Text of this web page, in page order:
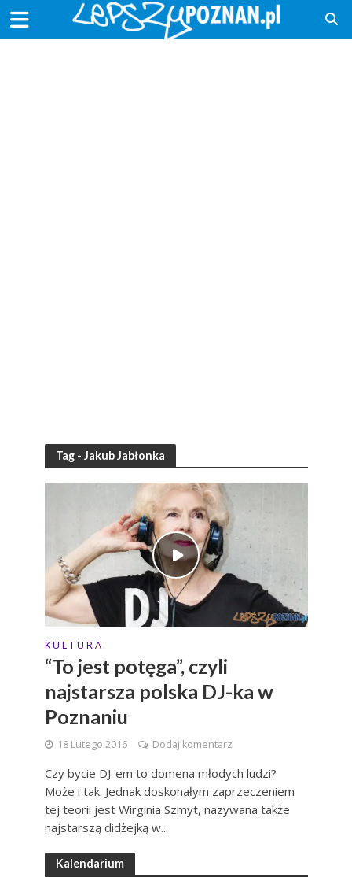
Tag - Jakub Jabłonka
K U L T U R A
“To jest potęga”, czyli
najstarsza polska DJ-ka w
Poznaniu
18 Lutego 2016 Dodaj komentarz
Czy bycie DJ-em to domena młodych ludzi?
Może i tak. Jednak doskonałym zaprzeczeniem
tej teorii jest Wirginia Szmyt, nazywana także
najstarszą didżejką w...
Kalendarium